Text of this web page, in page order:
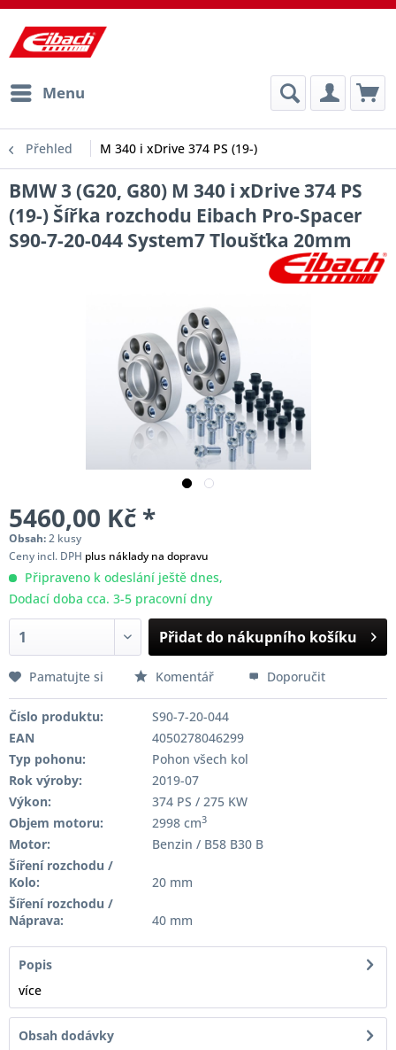
Menu
Přehled M 340 i xDrive 374 PS (19-)
BMW 3 (G20, G80) M 340 i xDrive 374 PS
(19-) Šířka rozchodu Eibach Pro-Spacer
S90-7-20-044 System7 Tloušťka 20mm
5460,00 Kč *
Obsah:2 kusy
Ceny incl. DPH plus náklady na dopravu
Připraveno k odeslání ještě dnes,
Dodací doba cca. 3-5 pracovní dny
Přidat do nákupního košíku
Pamatujte si Komentář Doporučit
Číslo produktu:
S90-7-20-044
EAN
4050278046299
Typ pohonu:
Pohon všech kol
Rok výroby:
2019-07
Výkon:
374 PS / 275 KW
Objem motoru:
2998 cm3
Motor:
Benzin / B58 B30 B
Šíření rozchodu /
Kolo:
20 mm
Šíření rozchodu /
Náprava:
40 mm
Popis
více
Obsah dodávky